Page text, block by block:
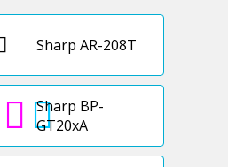
Sharp AR-208T
Sharp BP-
GT20xA